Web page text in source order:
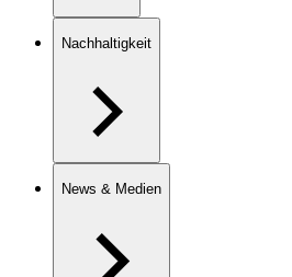
Nachhaltigkeit
News & Medien